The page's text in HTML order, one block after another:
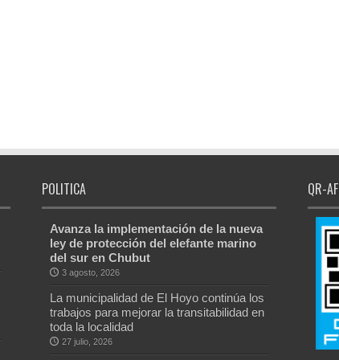
POLITICA
Avanza la implementación de la nueva
ley de protección del elefante marino
del sur en Chubut
3 agosto, 2026
La municipalidad de El Hoyo continúa los
trabajos para mejorar la transitabilidad en
toda la localidad
27 julio, 2026
QR-